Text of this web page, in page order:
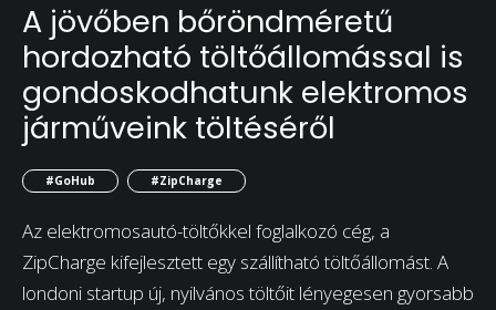
A jövőben bőröndméretű
hordozható töltőállomással is
gondoskodhatunk elektromos
járműveink töltéséről
#GoHub #ZipCharge
Az elektromosautó-töltőkkel foglalkozó cég, a
ZipCharge kifejlesztett egy szállítható töltőállomást. A
londoni startup új, nyilvános töltőit lényegesen gyorsabb